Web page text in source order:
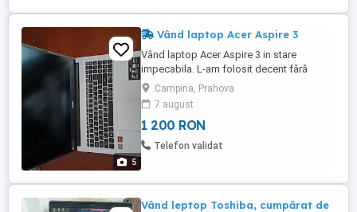
5
Vând laptop Acer Aspire 3
Vând laptop Acer Aspire 3 in stare
impecabila. L-am folosit decent fără
programe de overclock sau alte aplicații. Il
vând deoarece am trecut la un desktop.
Doresc seriozitate. Nu doresc schimburi.
Specificațiile sunt transmise in ultimele
doua foto. Mulțumesc
Campina, Prahova
7 august
1 200 RON
Telefon validat
Vând leptop Toshiba, cumpărat de